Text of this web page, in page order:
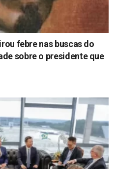
febre nas buscas do
sobre o presidente que